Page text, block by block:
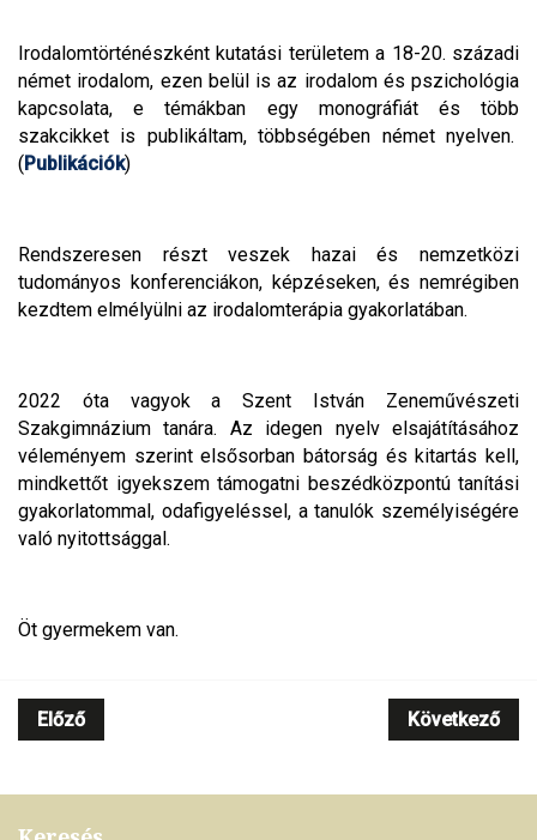
Irodalomtörténészként kutatási területem a 18-20. századi
német irodalom, ezen belül is az irodalom és pszichológia
kapcsolata, e témákban egy monográfiát és több
szakcikket is publikáltam, többségében német nyelven.
(Publikációk)
Rendszeresen részt veszek hazai és nemzetközi
tudományos konferenciákon, képzéseken, és nemrégiben
kezdtem elmélyülni az irodalomterápia gyakorlatában.
2022 óta vagyok a Szent István Zeneművészeti
Szakgimnázium tanára. Az idegen nyelv elsajátításához
véleményem szerint elsősorban bátorság és kitartás kell,
mindkettőt igyekszem támogatni beszédközpontú tanítási
gyakorlatommal, odafigyeléssel, a tanulók személyiségére
való nyitottsággal.
Öt gyermekem van.
Előző Következő